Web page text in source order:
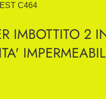
C464
IMBOTTITO 2